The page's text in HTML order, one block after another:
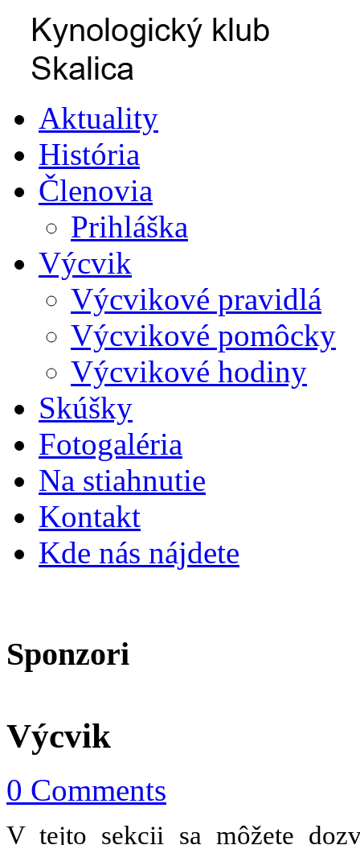
Aktuality
História
Členovia
Prihláška
Výcvik
Výcvikové pravidlá
Výcvikové pomôcky
Výcvikové hodiny
Skúšky
Fotogaléria
Na stiahnutie
Kontakt
Kde nás nájdete
Sponzori
Výcvik
0 Comments
V tejto sekcii sa môžete